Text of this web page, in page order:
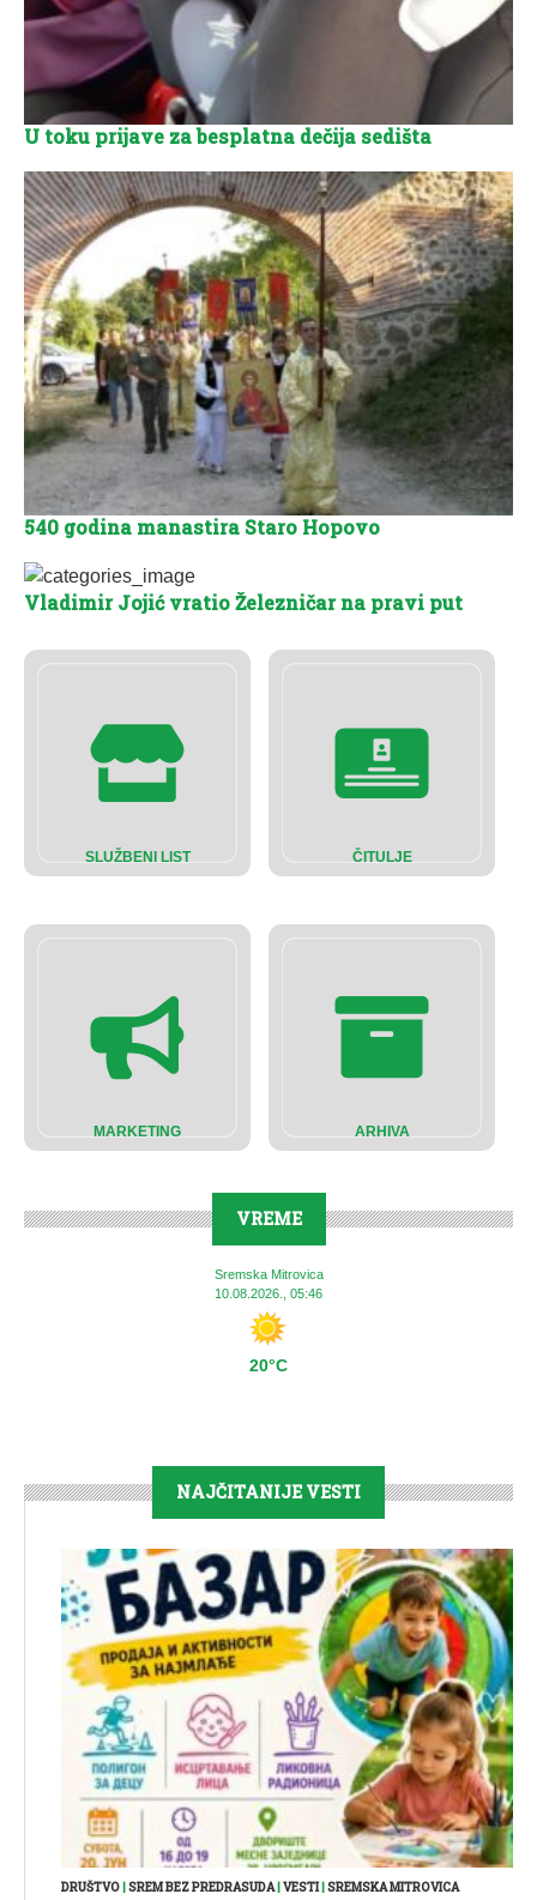
SLUŽBENI LIST ČITULJE
MARKETING ARHIVA
VREME
Sremska Mitrovica
10.08.2026., 05:46
20°C
U toku prijave za besplatna dečija sedišta
540 godina manastira Staro Hopovo
Vladimir Jojić vratio Železničar na pravi put
NAJČITANIJE VESTI
DRUŠTVO|SREM BEZ PREDRASUDA|VESTI|SREMSKA MITROVICA